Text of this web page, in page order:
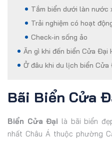
Tắm biển dưới làn nước
Trải nghiệm có hoạt
Check-in sống ảo
Ăn gì khi đến biển Cửa Đại
Ở đâu khi du lịch biển Cửa
Bãi Biển Cửa
Biển Cửa Đại là bãi biển
nhất Châu Á thuộc phường